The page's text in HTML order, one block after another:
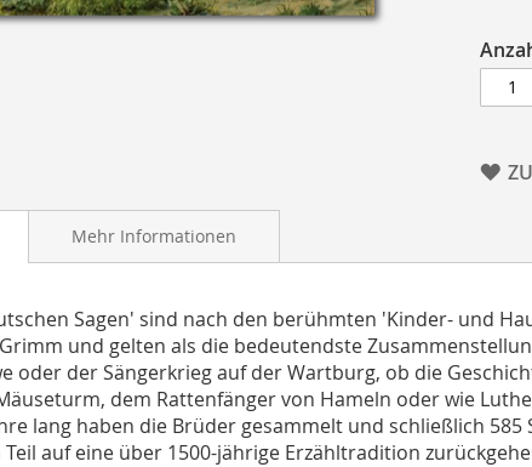
Sagen' sind nach den berühmten 'Kinder- und
und gelten als die bedeutendste
oder der Sängerkrieg auf der Wartburg, ob die
dem Rattenfänger von Hameln oder wie
lang haben die Brüder gesammelt und schließlich
Teil auf eine über 1500-jährige Erzähltradition
Mehr Informationen